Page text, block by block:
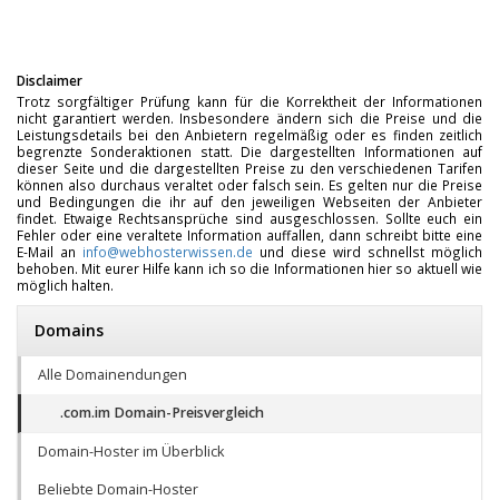
Disclaimer
Trotz sorgfältiger Prüfung kann für die Korrektheit der Informationen
nicht garantiert werden. Insbesondere ändern sich die Preise und die
Leistungsdetails bei den Anbietern regelmäßig oder es finden zeitlich
begrenzte Sonderaktionen statt. Die dargestellten Informationen auf
dieser Seite und die dargestellten Preise zu den verschiedenen Tarifen
können also durchaus veraltet oder falsch sein. Es gelten nur die Preise
und Bedingungen die ihr auf den jeweiligen Webseiten der Anbieter
findet. Etwaige Rechtsansprüche sind ausgeschlossen. Sollte euch ein
Fehler oder eine veraltete Information auffallen, dann schreibt bitte eine
E-Mail an info@webhosterwissen.de und diese wird schnellst möglich
behoben. Mit eurer Hilfe kann ich so die Informationen hier so aktuell wie
möglich halten.
Domains
Alle Domainendungen
.com.im Domain-Preisvergleich
Domain-Hoster im Überblick
Beliebte Domain-Hoster